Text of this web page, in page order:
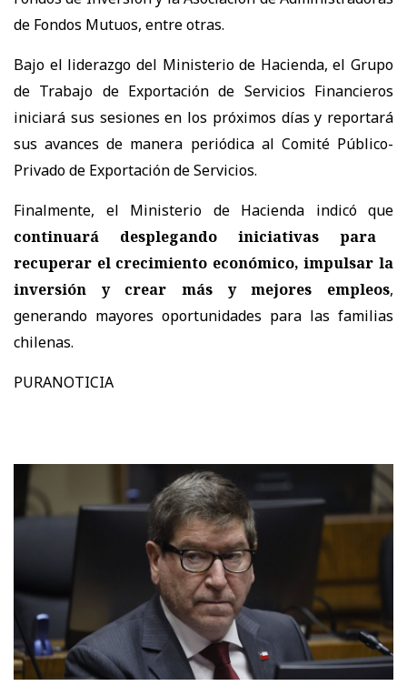
de Fondos Mutuos, entre otras.
Bajo el liderazgo del Ministerio de Hacienda, el Grupo
de Trabajo de Exportación de Servicios Financieros
iniciará sus sesiones en los próximos días y reportará
sus avances de manera periódica al Comité Público-
Privado de Exportación de Servicios.
Finalmente, el Ministerio de Hacienda indicó que
continuará desplegando iniciativas para
recuperar el crecimiento económico, impulsar la
inversión y crear más y mejores empleos,
generando mayores oportunidades para las familias
chilenas.
PURANOTICIA